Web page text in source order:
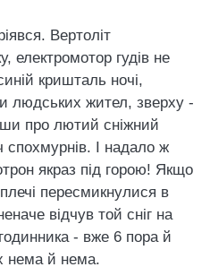
Вертолiт
електромотор гудiв не
кришталь ночi,
людських жител, зверху -
про лютий снiжний
спохмурнiв. I надало ж
якраз пiд горою! Якщо
пересмикнулися в
вiдчув той снiг на
- вже 6 пора й
нема й нема.